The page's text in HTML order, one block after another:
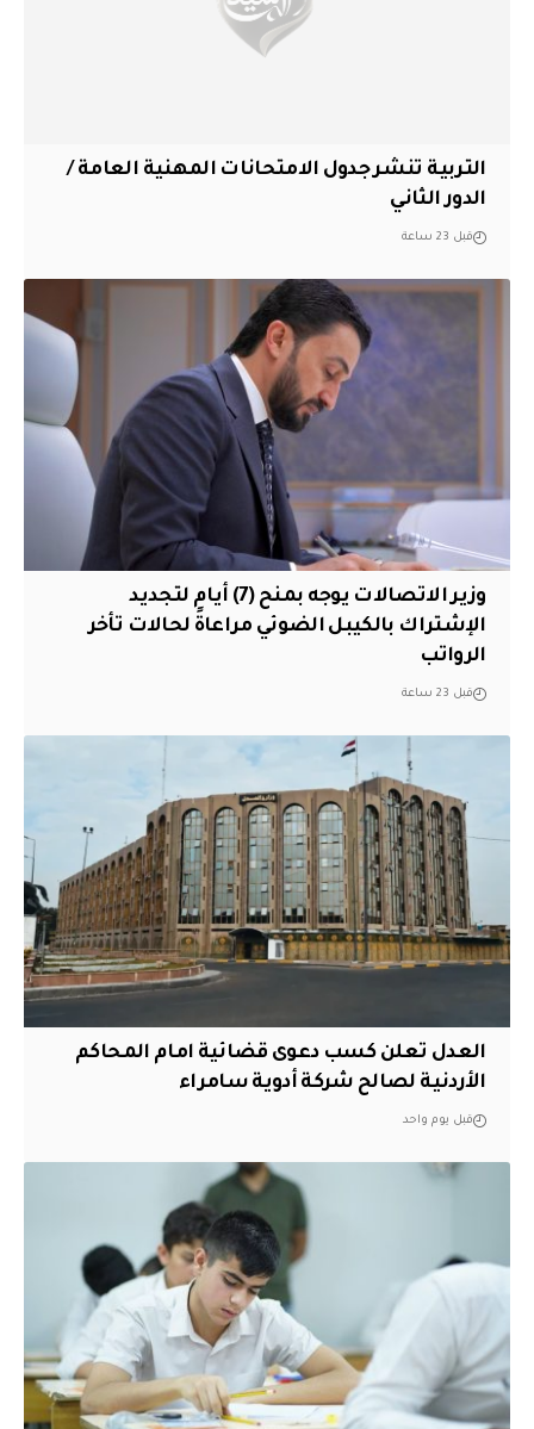
التربية تنشر جدول الامتحانات المهنية العامة /
الدور الثاني
قبل 23 ساعة
وزير الاتصالات يوجه بمنح (7) أيام لتجديد
الإشتراك بالكيبل الضوئي مراعاةً لحالات تأخر
الرواتب
قبل 23 ساعة
العدل تعلن كسب دعوى قضائية امام المحاكم
الأردنية لصالح شركة أدوية سامراء
قبل يوم واحد